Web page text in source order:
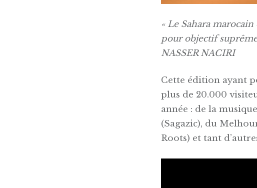
« Le Sahara
pour objectif
NASSER NACIRI
Cette édition ayant
plus de 20.000
année : de la
(Sagazic), du
Roots) et tant